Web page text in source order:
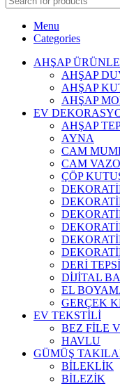
Menu
Categories
AHŞAP
AHŞAP
AHŞAP
AHŞAP
EV
AHŞAP
AYNA
CAM
CAM
ÇÖP
DERİ TEPSİ
DİJİTAL
EL
GERÇEK
EV TEKSTİLİ
BEZ FİLE
HAVLU
GÜMÜŞ
BİLEKLİK
BİLEZİK